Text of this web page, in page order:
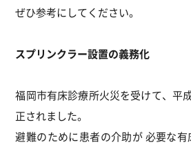
ぜひ参考にしてください。
スプリンクラー設置の義務化
福岡市有床診療所火災を受けて、平
正されました。
避難のために患者の介助が 必要な